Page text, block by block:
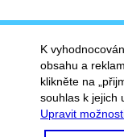
K
obsahu a
klikněte na
souhlas k jejich
Upravit